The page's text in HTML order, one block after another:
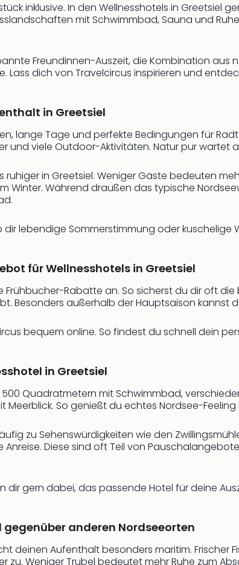
inklusive. In den Wellnesshotels in Greetsiel
mit Schwimmbad, Sauna und
Freundinnen-Auszeit, die Kombination aus
dich von Travelcircus inspirieren und
in Greetsiel
lange Tage und perfekte Bedingungen für
und viele Outdoor-Aktivitäten. Natur pur wartet
ruhiger in Greetsiel. Weniger Gäste bedeuten
Winter. Während draußen das typische
lebendige Sommerstimmung oder kuschelige
für Wellnesshotels in Greetsiel
Frühbucher-Rabatte an. So sicherst du dir oft
Besonders außerhalb der Hauptsaison
bequem online. So findest du schnell dein
in Greetsiel
Quadratmetern mit Schwimmbad,
So genießt du echtes Nordsee-Feeling
zu Sehenswürdigkeiten wie den
Anreise. Diese sind oft Teil von
dir gern dabei, das passende Hotel für deine
anderen Nordseeorten
deinen Aufenthalt besonders maritim. Frischer
zu. Weniger Trubel bedeutet mehr Ruhe zum